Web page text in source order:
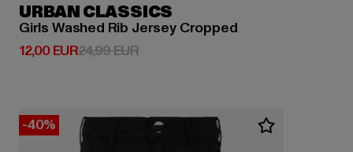
URBAN CLASSICS
Girls Washed Rib Jersey Cropped
12,00 EUR
Derzeitiger Preis: 12,00 EUR
24,99 EURAktionspreis: 24,99 EUR
-40%